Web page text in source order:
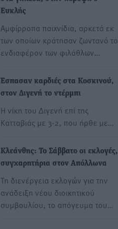
Ευκλής
Αμφίρροπα παιχνίδια, αρκετά εκ
των οποίων κράτησαν ζωντανό το
ενδιαφέρον των φιλάθλων…
Έσπασαν καρδιές στα Κοσκινού,
στον Διγενή το ντέρμπι
Η νίκη του Διγενή επί της
Κατταβιάς με 3-2, που ήρθε με…
Κλεάνθης: Το Σάββατο οι εκλογές,
συγχαρητήρια στον Απόλλωνα
Τη διενέργεια εκλογών για την
ανάδειξη νέου διοικητικού
συμβουλίου, το απόγευμα του…